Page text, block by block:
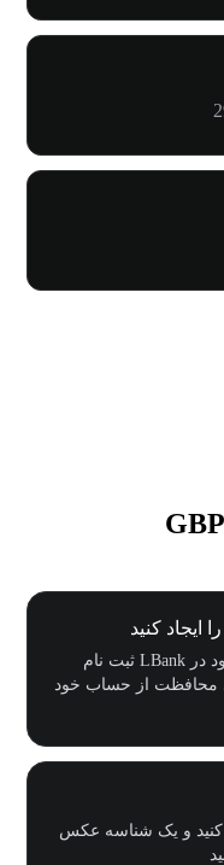
با آدرس ایمیل/شماره تلفن خود در LBank ثبت نام
محافظت از حساب خود
و یک شناسه عکس